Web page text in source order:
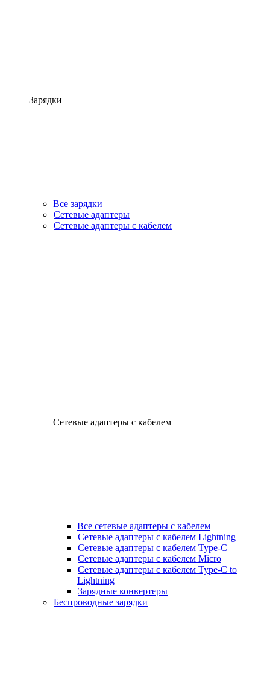
Зарядки
Все зарядки
Сетевые адаптеры
Сетевые адаптеры с кабелем
Сетевые адаптеры с кабелем
Все сетевые адаптеры с кабелем
Сетевые адаптеры с кабелем Lightning
Сетевые адаптеры с кабелем Type-C
Сетевые адаптеры с кабелем Micro
Сетевые адаптеры с кабелем Type-C to
Lightning
Зарядные конвертеры
Беспроводные зарядки